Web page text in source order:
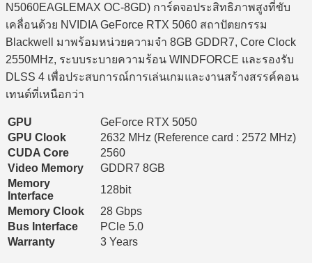
N5060EAGLEMAX OC-8GD) การ์ดจอประสิทธิภาพสูงที่ขับ
เคลื่อนด้วย NVIDIA GeForce RTX 5060 สถาปัตยกรรม
Blackwell มาพร้อมหน่วยความจำ 8GB GDDR7, Core Clock
2550MHz, ระบบระบายความร้อน WINDFORCE และรองรับ
DLSS 4 เพื่อประสบการณ์การเล่นเกมและงานสร้างสรรค์คอน
เทนต์ที่เหนือกว่า
GPU
GeForce RTX 5050
GPU Clook
2632 MHz (Reference card : 2572 MHz)
CUDA Core
2560
Video Memory
GDDR7 8GB
Memory
Interface
128bit
Memory Clook
28 Gbps
Bus Interface
PCle 5.0
Warranty
3 Years